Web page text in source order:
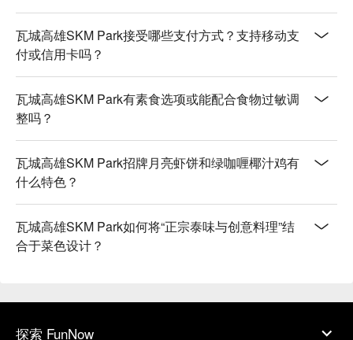
瓦城高雄SKM Park接受哪些支付方式？支持移动支
付或信用卡吗？
瓦城高雄SKM Park有素食选项或能配合食物过敏调
整吗？
瓦城高雄SKM Park招牌月亮虾饼和绿咖喱椰汁鸡有
什么特色？
瓦城高雄SKM Park如何将“正宗泰味与创意料理”结
合于菜色设计？
探索 FunNow